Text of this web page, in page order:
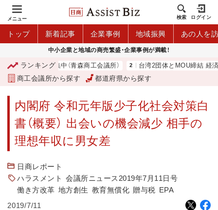
メニュー 検索 ログイン
トップ 新着記事 企業事例 地域振興 あの人を
中小企業と地域の商売繁盛・企業事例が満載！
ランキング
店舗募集中（青森商工会議所） 台湾2団体とMOU締結 経済関係さ
商工会議所から探す 都道府県から探す
内閣府 令和元年版少子化社会対策白
書（概要） 出会いの機会減少 相手の
理想年収に男女差
日商レポート
ハラスメント 会議所ニュース2019年7月11日号
働き方改革 地方創生 教育無償化 贈与税 EPA
2019/7/11